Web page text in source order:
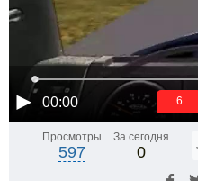
00:00 6
Просмотры
597
За сегодня
0